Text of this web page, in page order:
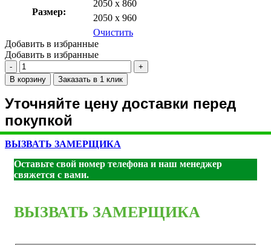
Размер:
2050 х 860
2050 х 960
Очистить
Добавить в избранные
Добавить в избранные
Количество
товара
С-2
В корзину Заказать в 1 клик
Уточняйте цену доставки перед
покупкой
ВЫЗВАТЬ ЗАМЕРЩИКА
Оставьте свой номер телефона и наш менеджер
свяжется с вами.
ВЫЗВАТЬ ЗАМЕРЩИКА